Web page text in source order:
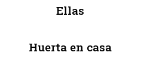
Ellas
Huerta en casa